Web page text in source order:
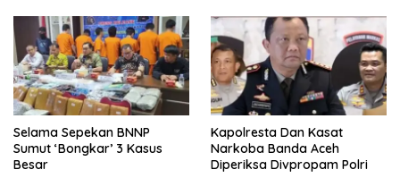
Selama Sepekan BNNP
Sumut ‘Bongkar’ 3 Kasus
Besar
Kapolresta Dan Kasat
Narkoba Banda Aceh
Diperiksa Divpropam Polri